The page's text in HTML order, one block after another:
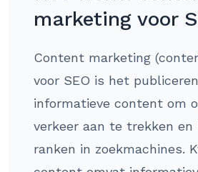
marketing voor
Content marketing
voor SEO is het
informatieve content om
verkeer aan te trekken
ranken in zoekmachines.